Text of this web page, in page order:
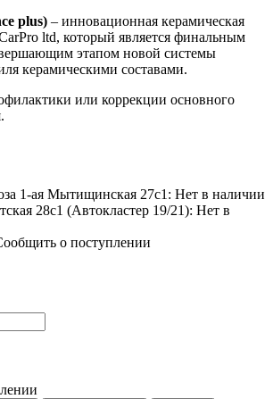
plus) – инновационная керамическая
ltd, который является финальным
этапом новой системы
керамическими составами.
или коррекции основного
1-ая Мытищинская 27с1: Нет в наличии
28с1 (Автокластер 19/21): Нет в
о поступлении